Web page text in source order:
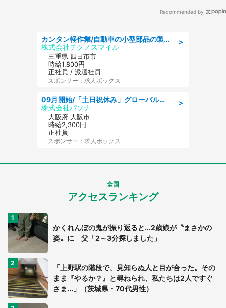
Recommended by
＞
カンタン軽作業/自動車の小型部品の製造オペレーター denso aichi
株式会社テクノスマイル
三重県 四日市市
時給1,800円
正社員 / 派遣社員
スポンサー：求人ボックス
＞
09月開始/「土日祝休み」グローバル企業での産業保健のお仕事/保健師/高時給/残業なし/服装自由
株式会社パソナ
大阪府 大阪市
時給2,300円
正社員
スポンサー：求人ボックス
全国
アクセスランキング
かくれんぼの鬼が振り返ると...2歳娘が〝まさかの
姿〟に 父「2～3分探しました」
「上野駅の階段で、見知らぬ人と目が合った。その
まま『やるか？』と尋ねられ、私たちは2人ですぐ
さま...」（茨城県・70代男性）